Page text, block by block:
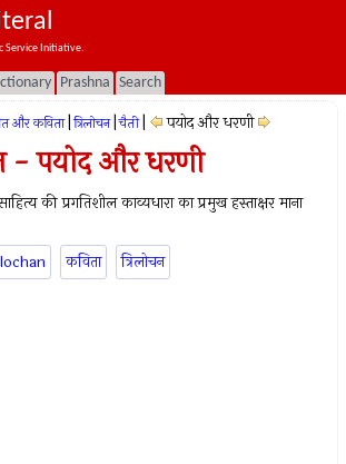
Service Initiative.
Prashna Search
और कविता त्रिलोचन चैती पयोद और धरणी
- पयोद और धरणी
की प्रगतिशील काव्यधारा का प्रमुख हस्ताक्षर माना
कविता त्रिलोचन